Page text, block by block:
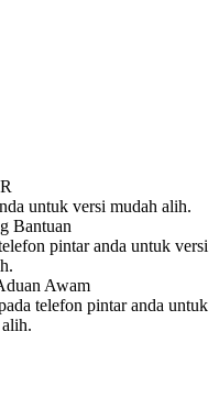
untuk versi mudah alih.
pintar anda untuk versi
telefon pintar anda untuk